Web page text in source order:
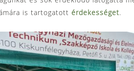
is tartogatott érdekességet.